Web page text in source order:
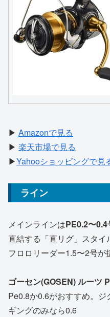
▶ Amazonで見る
▶ 楽天市場で見る
▶Yahooショッピングで見
ライン
メインラインはPE0.2〜0.4
直結する「直リグ」スタ
フロロリーダー1.5〜2号が
ゴーセン(GOSEN) ルーツ
Pe0.8か0.6がおすすめ。
ギングのみなら0.6